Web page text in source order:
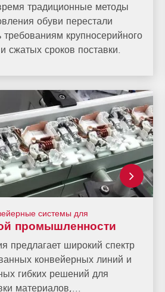
традиционные методы
обуви перестали
требованиям крупносерийного
сжатых сроков поставки.
системы для
промышленности
предлагает широкий спектр
конвейерных линий и
гибких решений для
материалов,...